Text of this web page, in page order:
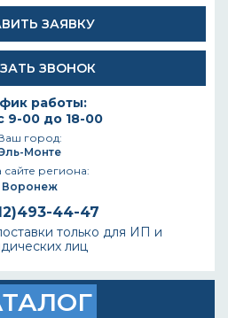
ЗАЯВКУ
ЗВОНОК
работы:
9-00 до 18-00
город:
Монте
сайте региона:
Воронеж
44-47
только для ИП и
лиц